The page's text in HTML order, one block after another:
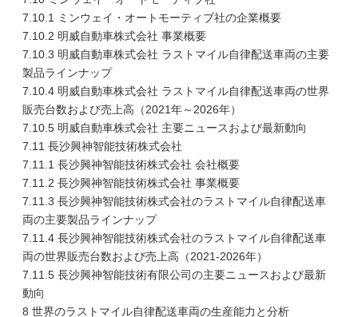
7.10.1 ミンウェイ・オートモーティブ社の企業概要
7.10.2 明威自動車株式会社 事業概要
7.10.3 明威自動車株式会社 ラストマイル自律配送車両の主要
製品ラインナップ
7.10.4 明威自動車株式会社 ラストマイル自律配送車両の世界
販売台数および売上高（2021年～2026年）
7.10.5 明威自動車株式会社 主要ニュースおよび最新動向
7.11 長沙興神智能技術株式会社
7.11.1 長沙興神智能技術株式会社 会社概要
7.11.2 長沙興神智能技術株式会社 事業概要
7.11.3 長沙興神智能技術株式会社のラストマイル自律配送車
両の主要製品ラインナップ
7.11.4 長沙興神智能技術株式会社のラストマイル自律配送車
両の世界販売台数および売上高（2021-2026年）
7.11.5 長沙興神智能技術有限公司の主要ニュースおよび最新
動向
8 世界のラストマイル自律配送車両の生産能力と分析